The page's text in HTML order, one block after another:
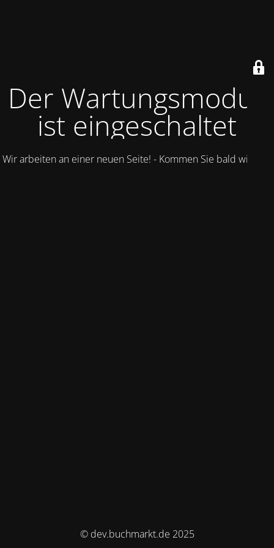
Der Wartungsmodus
ist eingeschaltet
Wir arbeiten an einer neuen Seite! - Kommen Sie bald wieder.
© dev.buchmarkt.de 2025